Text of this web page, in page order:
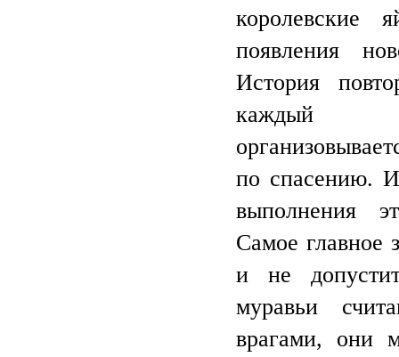
королевские
появления
История
каждый
по спасению.
выполнения
Самое главное
и не
муравьи
врагами, они